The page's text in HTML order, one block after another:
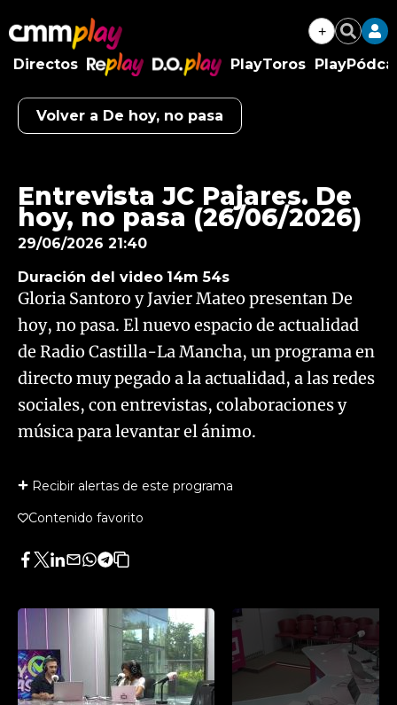
+ Buscar
Directos
RePlay
D.O.Play
PlayToros
Volver a De hoy, no pasa
Algo salió mal.
Try again
Entrevista JC Pajares. De
hoy, no pasa (26/06/2026)
29/06/2026 21:40
Duración del video 14m 54s
Gloria Santoro y Javier Mateo presentan De
hoy, no pasa. El nuevo espacio de actualidad
de Radio Castilla-La Mancha, un programa en
directo muy pegado a la actualidad, a las redes
sociales, con entrevistas, colaboraciones y
música para levantar el ánimo.​
Recibir alertas de este programa
Contenido favorito
Facebook
Twitter
LinkedIn
Enviar
Whatsapp
Telegram
Copiar
artículo